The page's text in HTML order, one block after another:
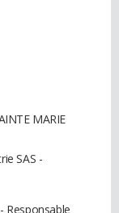
MARIE
SAS -
Responsable